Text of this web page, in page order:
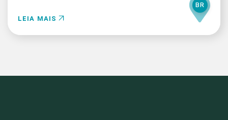
LEIA MAIS
BR